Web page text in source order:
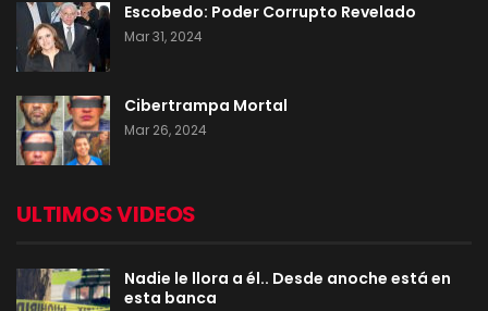
Escobedo: Poder Corrupto Revelado
Mar 31, 2024
Cibertrampa Mortal
Mar 26, 2024
ULTIMOS VIDEOS
Nadie le llora a él.. Desde anoche está en
esta banca